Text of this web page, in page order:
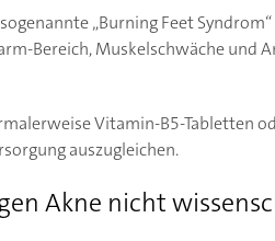
„Burning Feet
Bereich, Muskelschwäche und
Vitamin-B5-Tabletten
auszugleichen.
Akne nicht